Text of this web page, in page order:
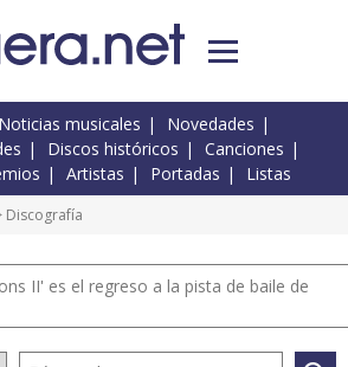
Noticias musicales
Novedades
Discos históricos
Canciones
Artistas Portadas Listas
Discografía
II' es el regreso a la pista de baile de